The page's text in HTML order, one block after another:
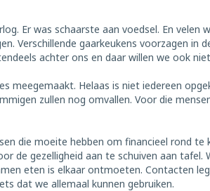
Er was schaarste aan voedsel. En velen
Verschillende gaarkeukens voorzagen in
achter ons en daar willen we ook
meegemaakt. Helaas is niet iedereen
zullen nog omvallen. Voor die
die moeite hebben om financieel rond te
de gezelligheid aan te schuiven aan tafel.
eten is elkaar ontmoeten. Contacten
dat we allemaal kunnen gebruiken.